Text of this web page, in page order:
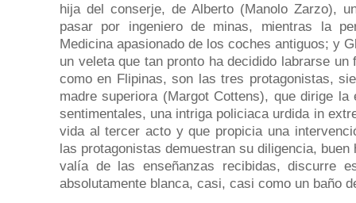
hija del conserje, de Alberto (Manolo Zarzo),
pasar por ingeniero de minas, mientras la
Medicina apasionado de los coches antiguos; y
un veleta que tan pronto ha decidido labrarse un
como en Flipinas, son las tres protagonistas,
madre superiora (Margot Cottens), que dirige la
sentimentales, una intriga policiaca urdida in
vida al tercer acto y que propicia una
las protagonistas demuestran su diligencia,
valía de las enseñanzas recibidas, discurre
absolutamente blanca, casi, casi como un baño